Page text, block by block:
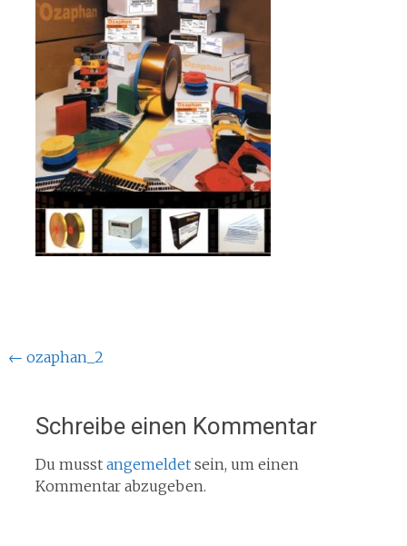
Beitragsnavigation
← ozaphan_2
Schreibe einen Kommentar
Du musst angemeldetsein, um einen
Kommentar abzugeben.